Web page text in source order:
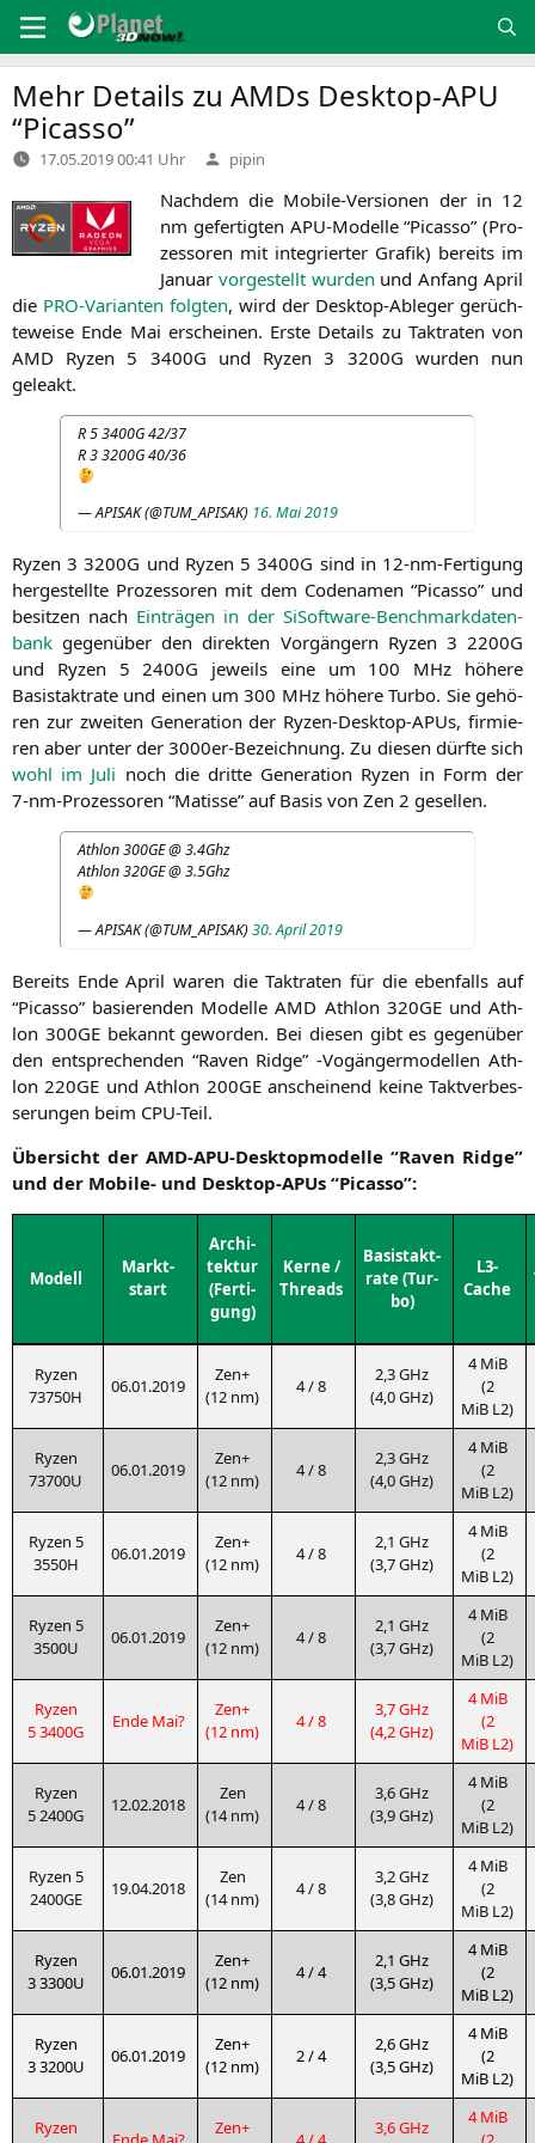
Inhalt
springen
Mehr Details zu AMDs Desktop-APU
“Picasso”
17.05.2019 00:41 Uhr Verfasst
von
pipin
Nach­dem die Mobi­le-Ver­sio­nen der in 12
nm gefer­tig­ten APU-Model­le “Picas­so” (Pro­
zes­so­ren mit inte­grier­ter Gra­fik) bereits im
Janu­ar vor­ge­stellt wur­den und Anfang April
die PRO-Vari­an­ten folg­ten, wird der Desk­top-Able­ger gerüch­
te­wei­se Ende Mai erschei­nen. Ers­te Details zu Takt­ra­ten von
AMD Ryzen 5 3400G und Ryzen 3 3200G wur­den nun
geleakt.
R 53400G42/37
R 33200G40/36
—APISAK(@TUM_APISAK) 16. Mai 2019
Ryzen 33200G und Ryzen 53400G sind in 12-nm-Fer­ti­gung
her­ge­stell­te Pro­zes­so­ren mit dem Code­na­men “Picas­so” und
besit­zen nach Ein­trä­gen in der SiS­oft­ware-Bench­mark­da­ten­
bank gegen­über den direk­ten Vor­gän­gern Ryzen 3 2200G
und Ryzen 52400G jeweils eine um 100 MHz höhe­re
Basistakt­ra­te und einen um 300 MHz höhe­re Tur­bo. Sie gehö­
ren zur zwei­ten Gene­ra­ti­on der Ryzen-Desk­top-APUs, fir­mie­
ren aber unter der 3000er-Bezeich­nung. Zu die­sen dürf­te sich
wohl im Juli noch die drit­te Gene­ra­ti­on Ryzen in Form der
7‑nm-Pro­zes­so­ren “Matis­se” auf Basis von Zen 2 gesellen.
Ath­lon300GE@ 3.4Ghz
Ath­lon320GE@ 3.5Ghz
—APISAK(@TUM_APISAK) 30. April 2019
Bereits Ende April waren die Takt­ra­ten für die eben­falls auf
“Picas­so” basie­ren­den Model­leAMD Ath­lon 320GEund Ath­
lon 300GEbekannt gewor­den. Bei die­sen gibt es gegen­über
den ent­spre­chen­den “Raven Ridge” ‑Vogän­ger­mo­del­len Ath­
lon 220GE und Ath­lon 200GEanschei­nend kei­ne Takt­ver­bes­
se­run­gen beim CPU-Teil.
Über­sicht der AMD-APU-Desk­top­mo­del­le “Raven Ridge”
und der Mobi­le- und Desk­top-APUs “Picas­so”:
Modell
Markt­
start
Archi­
tek­tur
(Fer­ti­
gung)
Ker­ne /
Threads
Basistakt­
ra­te (Tur­
bo)
L3-
Cache
Ryzen
73750H 06.01.2019
Zen+
(12 nm)
4 / 8
2,3 GHz
(4,0 GHz)
4 MiB
(2
MiB L2)
Ryzen
73700U 06.01.2019
Zen+
(12 nm)
4 / 8
2,3 GHz
(4,0 GHz)
4 MiB
(2
MiB L2)
Ryzen 5
3550H
06.01.2019
Zen+
(12 nm)
4 / 8
2,1 GHz
(3,7 GHz)
4 MiB
(2
MiB L2)
Ryzen 5
3500U
06.01.2019
Zen+
(12 nm)
4 / 8
2,1 GHz
(3,7 GHz)
4 MiB
(2
MiB L2)
Ryzen
53400G Ende Mai?
Zen+
(12 nm)
4 / 8
3,7 GHz
(4,2 GHz)
4 MiB
(2
MiB L2)
Ryzen
5 2400G 12.02.2018
Zen
(14 nm)
4 / 8
3,6 GHz
(3,9 GHz)
4 MiB
(2
MiB L2)
Ryzen 5
2400GE
19.04.2018
Zen
(14 nm)
4 / 8
3,2 GHz
(3,8 GHz)
4 MiB
(2
MiB L2)
Ryzen
33300U 06.01.2019
Zen+
(12 nm)
4 / 4
2,1 GHz
(3,5 GHz)
4 MiB
(2
MiB L2)
Ryzen
33200U 06.01.2019
Zen+
(12 nm)
2 / 4
2,6 GHz
(3,5 GHz)
4 MiB
(2
MiB L2)
Ryzen
Zen+
3,6 GHz
4 MiB